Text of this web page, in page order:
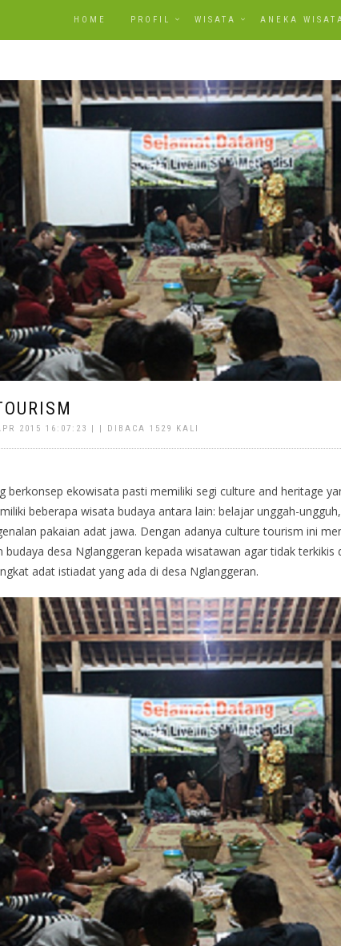
HOME PROFIL WISATA ANEKA
2015 16:07:23 | | DIBACA 1529 KALI
berkonsep ekowisata pasti memiliki segi culture and heritage
beberapa wisata budaya antara lain: belajar unggah-
pakaian adat jawa. Dengan adanya culture tourism ini
budaya desa Nglanggeran kepada wisatawan agar tidak terkikis
adat istiadat yang ada di desa Nglanggeran.